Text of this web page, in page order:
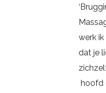
werk
dat je
hoofd